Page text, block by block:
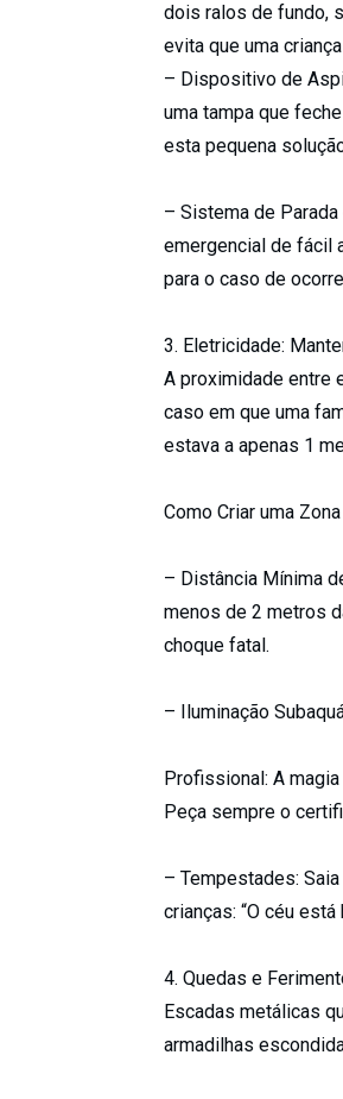
dois ralos de fundo,
evita que uma
– Dispositivo de
uma tampa que
esta pequena
– Sistema de
emergencial de fácil
para o caso de
3. Eletricidade:
A proximidade entre
caso em que uma
estava a apenas 1
Como Criar uma
– Distância Mínima
menos de 2 metros
choque fatal.
– Iluminação
Profissional: A
Peça sempre o
– Tempestades:
crianças: “O céu
4. Quedas e
Escadas metálicas
armadilhas